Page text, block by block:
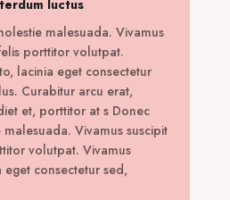
luctus
malesuada. Vivamus
porttitor volutpat.
lacinia eget consectetur
Curabitur arcu erat,
et, porttitor at s Donec
Vivamus suscipit
volutpat. Vivamus
consectetur sed,